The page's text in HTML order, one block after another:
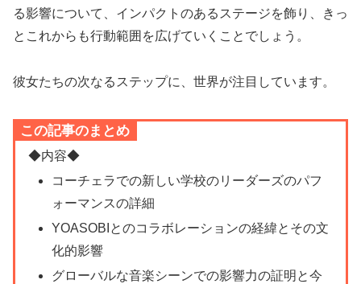
る影響について、インパクトのあるステージを飾り、きっ
とこれからも行動範囲を広げていくことでしょう。
彼女たちの次なるステップに、世界が注目しています。
この記事のまとめ
◆内容◆
コーチェラでの新しい学校のリーダーズのパフ
ォーマンスの詳細
YOASOBIとのコラボレーションの経緯とその文
化的影響
グローバルな音楽シーンでの影響力の証明と今